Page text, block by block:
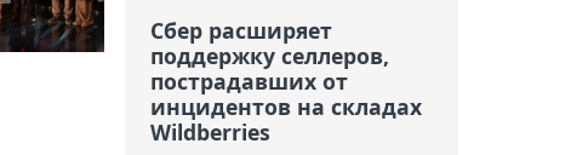
Сбер расширяет
поддержку селлеров,
пострадавших от
инцидентов на складах
Wildberries